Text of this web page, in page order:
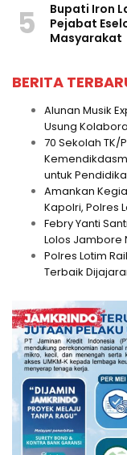
5
Bupati Iron
Pejabat
Masyarakat
BERITA
Alunan Musik
Usung
70 Sekolah TK/
untuk
Amankan
Kapolri, Polres
Febry Yanti
Lolos Jambore
Polres Lotim
Terbaik